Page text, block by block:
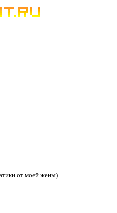
от моей жены)